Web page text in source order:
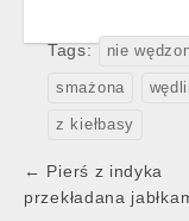
Tags: nie
smażona
z kiełbasy
Post
navigation
← Pierś z indyka
przekładana